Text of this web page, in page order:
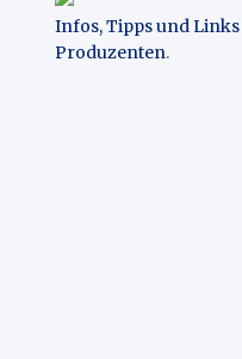
Infos, Tipps und
Produzenten.